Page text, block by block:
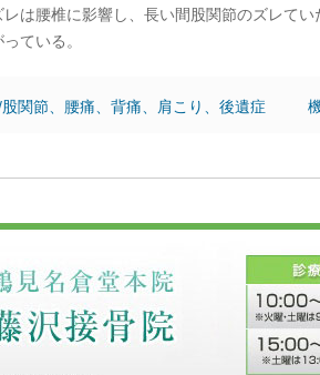
レは腰椎に影響し、長い間股関節のズレてい
ている。
関節、腰痛、背痛、肩こり、後遺症